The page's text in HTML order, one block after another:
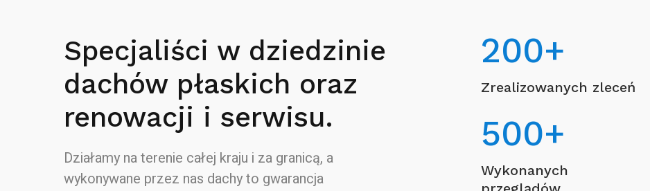
Specjaliści w dziedzinie
dachów płaskich oraz
renowacji i serwisu.
Działamy na terenie całej kraju i za granicą, a
wykonywane przez nas dachy to gwarancja
200+
Zrealizowanych zleceń
500+
Wykonanych